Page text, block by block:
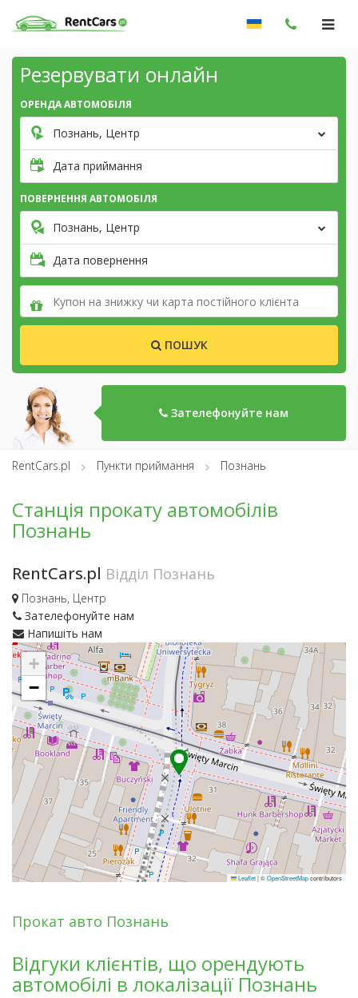
Резервувати онлайн
ОРЕНДА АВТОМОБІЛЯ
Познань, Центр
Дата приймання
ПОВЕРНЕННЯ АВТОМОБІЛЯ
Познань, Центр
Дата повернення
ПОШУК
Зателефонуйте нам
RentCars.pl Пункти приймання Познань
Станція прокату автомобілів
Познань
RentCars.pl Відділ Познань
Познань, Центр
Зателефонуйте нам
Напишіть нам
+
−
Leaflet|©OpenStreetMapcontributors
Прокат авто Познань
Відгуки клієнтів, що орендують
автомобілі в локалізації Познань